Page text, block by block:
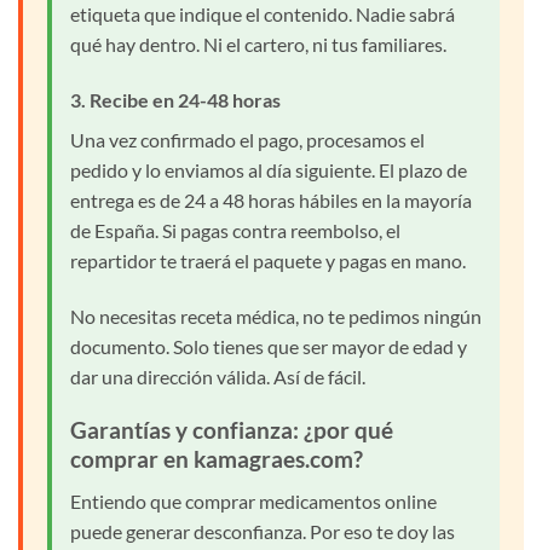
etiqueta que indique el contenido. Nadie sabrá
qué hay dentro. Ni el cartero, ni tus familiares.
3. Recibe en 24-48 horas
Una vez confirmado el pago, procesamos el
pedido y lo enviamos al día siguiente. El plazo de
entrega es de 24 a 48 horas hábiles en la mayoría
de España. Si pagas contra reembolso, el
repartidor te traerá el paquete y pagas en mano.
No necesitas receta médica, no te pedimos ningún
documento. Solo tienes que ser mayor de edad y
dar una dirección válida. Así de fácil.
Garantías y confianza: ¿por qué
comprar en kamagraes.com?
Entiendo que comprar medicamentos online
puede generar desconfianza. Por eso te doy las